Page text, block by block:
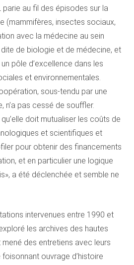
parie au fil des épisodes sur la
(mammifères, insectes sociaux,
avec la médecine au sein
dite de biologie et de médecine, et
pôle d’excellence dans les
et environnementales.
sous-tendu par une
n’a pas cessé de souffler.
doit mutualiser les coûts de
et scientifiques et
pour obtenir des financements
et en particulier une logique
a été déclenchée et semble ne
intervenues entre 1990 et
les archives des hautes
des entretiens avec leurs
ouvrage d’histoire